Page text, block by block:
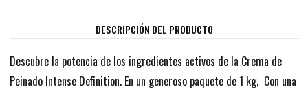
DESCRIPCIÓN DEL PRODUCTO
Descubre la potencia de los ingredientes activos de la Crema de
Peinado Intense Definition. En un generoso paquete de 1 kg, Con una